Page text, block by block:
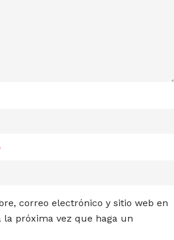
correo electrónico y sitio web en
la próxima vez que haga un